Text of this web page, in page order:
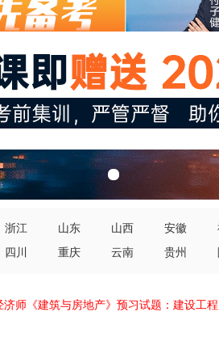
浙江 山东 山西 安徽
四川 重庆 云南 贵州
济师《建筑与房地产》预习试题：建设工